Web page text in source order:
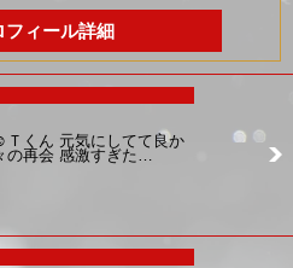
フィール詳細
くん 元気にしてて良か
の再会 感激すぎた…